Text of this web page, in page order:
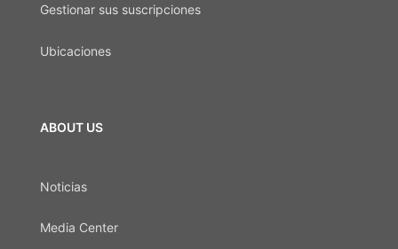
Gestionar sus suscripciones
Ubicaciones
ABOUT US
Noticias
Media Center